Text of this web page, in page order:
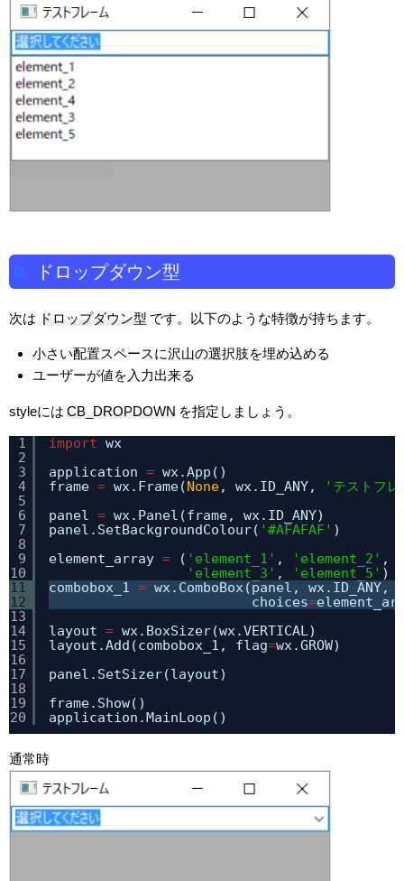
ドロップダウン型
次は ドロップダウン型 です。以下のような特徴が持ちます。
小さい配置スペースに沢山の選択肢を埋め込める
ユーザーが値を入力出来る
styleには CB_DROPDOWN を指定しましょう。
1
2
3
4
5
6
7
8
9
10
11
12
13
14
15
16
17
18
19
20
import wx
application = wx.App()
frame = wx.Frame(None, wx.ID_ANY,
'テストフ
panel = wx.Panel(frame, wx.ID_ANY)
panel.SetBackgroundColour( '#AFAFAF' )
element_array = ( 'element_1' , 'element_2' ,
'element_3' , 'element_5' )
combobox_1 = wx.ComboBox(panel, wx.ID_ANY,
choices=
layout = wx.BoxSizer(wx.VERTICAL)
layout.Add(combobox_1, flag=wx.GROW)
panel.SetSizer(layout)
frame.Show()
application.MainLoop()
通常時